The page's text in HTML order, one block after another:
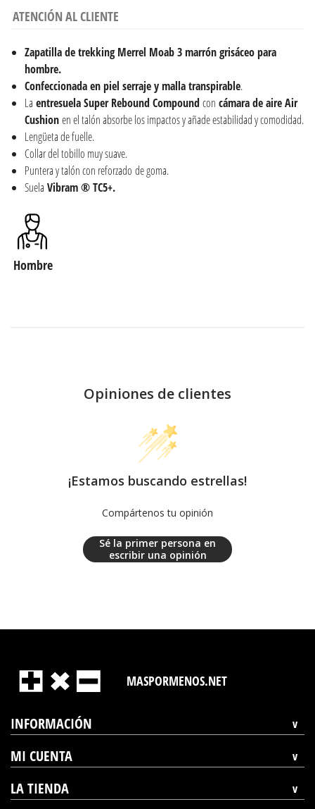
ATENCIÓN AL CLIENTE
Zapatilla de trekking Merrel Moab 3 marrón grisáceo para
hombre.
Confeccionada en piel serraje y malla transpirable.
La entresuela Super Rebound Compound con cámara de aire Air
Cushionen el talón absorbe los impactos y añade estabilidad y comodidad.
Lengüeta de fuelle.
Collar del tobillo muy suave.
Puntera y talón con reforzado de goma.
Suela Vibram ® TC5+.
Hombre
Opiniones de clientes
¡Estamos buscando estrellas!
Compártenos tu opinión
Sé la primer persona en
escribir una opinión
MASPORMENOS.NET
INFORMACIÓN
MI CUENTA
LA TIENDA